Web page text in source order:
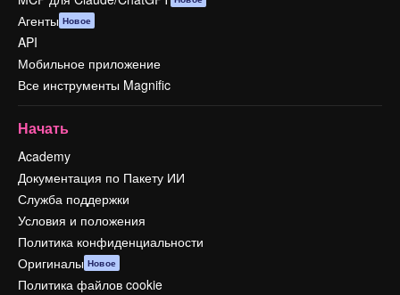
Агенты Новое
API
Мобильное приложение
Все инструменты Magnific
Начать
Academy
Документация по Пакету ИИ
Служба поддержки
Условия и положения
Политика конфиденциальности
Оригиналы Новое
Политика файлов cookie